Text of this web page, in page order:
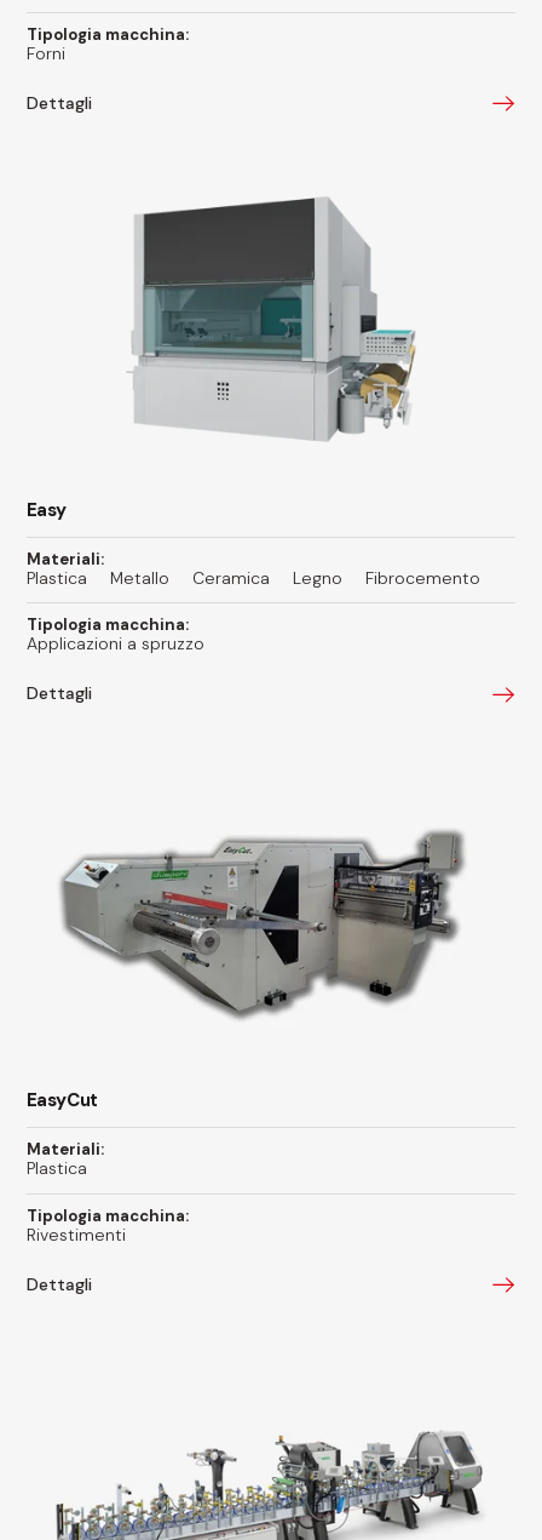
Tipologia macchina:
Forni
Dettagli
Easy
Materiali:
Plastica Metallo Ceramica Legno Fibrocemento
Tipologia macchina:
Applicazioni a spruzzo
Dettagli
EasyCut
Materiali:
Plastica
Tipologia macchina:
Rivestimenti
Dettagli